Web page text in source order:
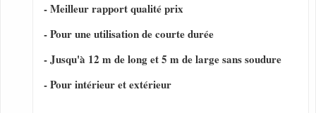
- Meilleur rapport qualité prix
- Pour une utilisation de courte durée
- Jusqu'à 12 m de long et 5 m de large sans soudure
- Pour intérieur et extérieur